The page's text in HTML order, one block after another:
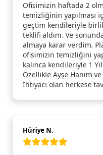
Ofisimizin haftada 2
temizliğinin yapılması
geçtim kendileriyle
teklifi aldım. Ve
almaya karar verdim.
ofisimizin temizliğini
kalınca kendileriyle 1
Özellikle Ayşe Hanım
İhtiyacı olan herkese
Hüriye N.